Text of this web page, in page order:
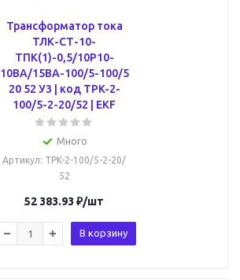
Трансформатор тока
ТЛК-СТ-10-
ТПК(1)-0,5/10Р10-
10ВА/15ВА-100/5-100/5
20 52 У3 | код TPK-2-
100/5-2-20/52 | EKF
Много
Артикул: TPK-2-100/5-2-20/
52
52 383.93 ₽/шт
В корзину